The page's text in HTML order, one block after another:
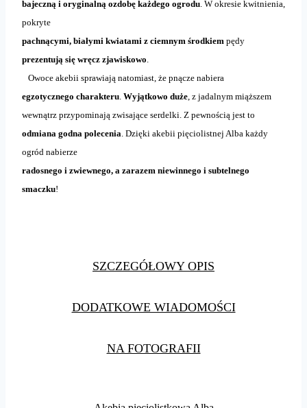
bajeczną i oryginalną ozdobę każdego ogrodu. W okresie kwitnienia,
pokryte
pachnącymi, białymi kwiatami z ciemnym środkiem pędy
prezentują się wręcz zjawiskowo.
Owoce akebii sprawiają natomiast, że pnącze nabiera
egzotycznego charakteru. Wyjątkowo duże, z jadalnym miąższem
wewnątrz przypominają zwisające serdelki. Z pewnością jest to
odmiana godna polecenia. Dzięki akebii pięciolistnej Alba każdy
ogród nabierze
radosnego i zwiewnego, a zarazem niewinnego i subtelnego
smaczku!
SZCZEGÓŁOWY OPIS
DODATKOWE WIADOMOŚCI
NA FOTOGRAFII